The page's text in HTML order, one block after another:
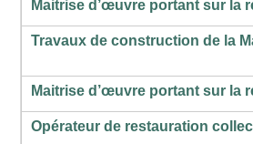
Maitrise d’œuvre portant sur la
Travaux de construction de la
Maitrise d’œuvre portant sur la
Opérateur de restauration